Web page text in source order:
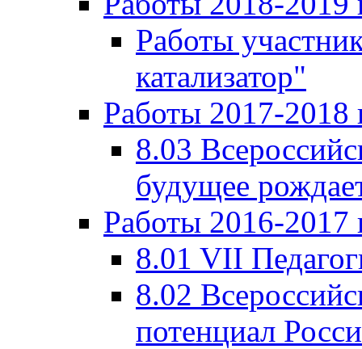
Работы
катализатор"
Работы 2017-2018
8.03
будущее
Работы 2016-2017
8.01 VII
8.02
потенциал